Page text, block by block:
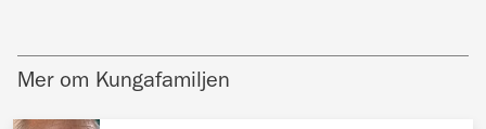
Mer om Kungafamiljen